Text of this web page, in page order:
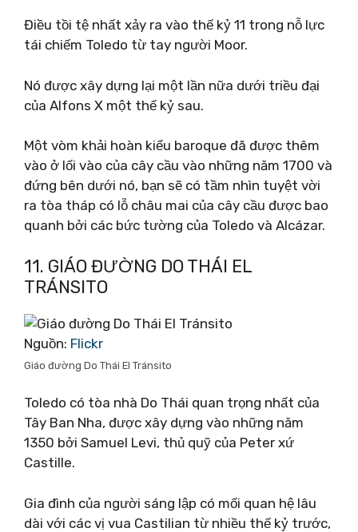
Điều tồi tệ nhất xảy ra vào thế kỷ 11 trong nỗ lực
tái chiếm Toledo từ tay người Moor.
Nó được xây dựng lại một lần nữa dưới triều đại
của Alfons X một thế kỷ sau.
Một vòm khải hoàn kiểu baroque đã được thêm
vào ở lối vào của cây cầu vào những năm 1700 và
đứng bên dưới nó, bạn sẽ có tầm nhìn tuyệt vời
ra tòa tháp có lỗ châu mai của cây cầu được bao
quanh bởi các bức tường của Toledo và Alcázar.
11. GIÁO ĐƯỜNG DO THÁI EL
TRÁNSITO
Nguồn: Flickr
Giáo đường Do Thái El Tránsito
Toledo có tòa nhà Do Thái quan trọng nhất của
Tây Ban Nha, được xây dựng vào những năm
1350 bởi Samuel Levi, thủ quỹ của Peter xứ
Castille.
Gia đình của người sáng lập có mối quan hệ lâu
dài với các vị vua Castilian từ nhiều thế kỷ trước,